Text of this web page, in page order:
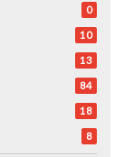
0
10
13
84
18
8